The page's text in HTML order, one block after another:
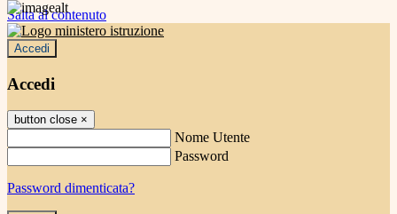
Salta al contenuto
Accedi
Accedi
button close ×
Nome Utente
Password
Password dimenticata?